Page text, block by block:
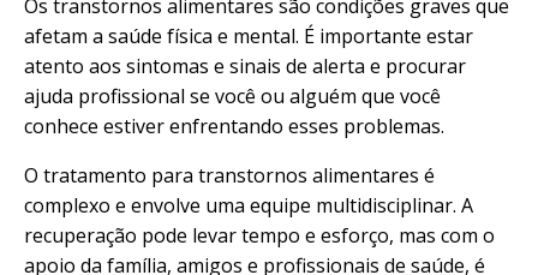
Os transtornos alimentares são condições graves que
afetam a saúde física e mental. É importante estar
atento aos sintomas e sinais de alerta e procurar
ajuda profissional se você ou alguém que você
conhece estiver enfrentando esses problemas.
O tratamento para transtornos alimentares é
complexo e envolve uma equipe multidisciplinar. A
recuperação pode levar tempo e esforço, mas com o
apoio da família, amigos e profissionais de saúde, é